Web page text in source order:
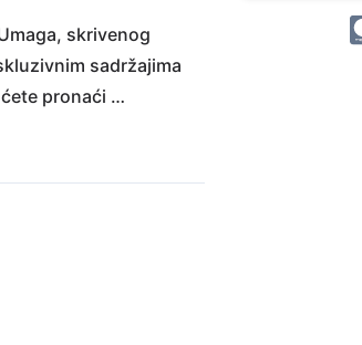
skrivenog
sadržajima
pronaći
na plaži Špina,
kafićima i
do Rovinja.
Bliss!